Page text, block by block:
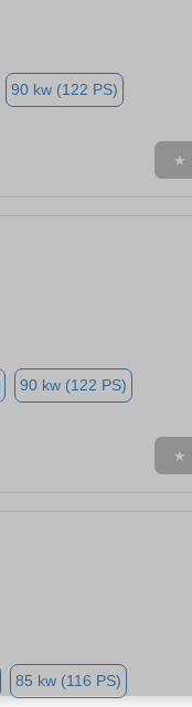
90 kw (122 PS)
★
90 kw (122 PS)
★
85 kw (116 PS)